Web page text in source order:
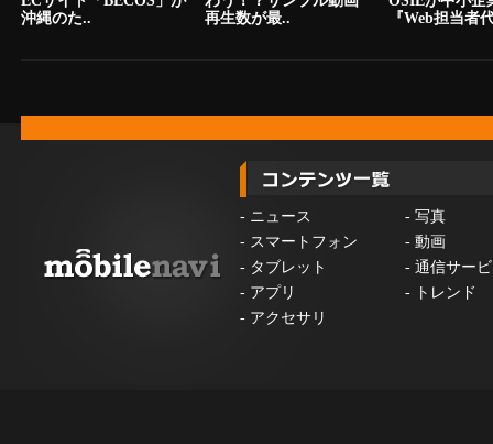
沖縄のた..
再生数が最..
『Web担当者
- ニュース - 写真
- スマートフォン - 動画
- タブレット - 通信サー
- アプリ -
トレンド
- アクセサリ